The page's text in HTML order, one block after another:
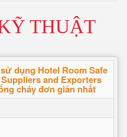
THUẬT
dụng Hotel Room Safe
and Exporters
cháy đơn giản nhất